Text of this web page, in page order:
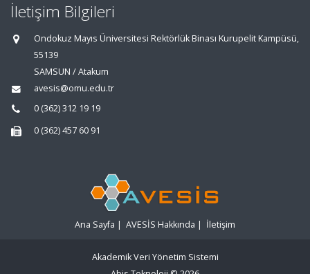
İletişim Bilgileri
Ondokuz Mayıs Üniversitesi Rektörlük Binası Kurupelit Kampüsü,
55139
SAMSUN / Atakum
avesis@omu.edu.tr
0 (362) 312 19 19
0 (362) 457 60 91
Ana Sayfa | AVESİS Hakkında | İletişim
Akademik Veri Yönetim Sistemi